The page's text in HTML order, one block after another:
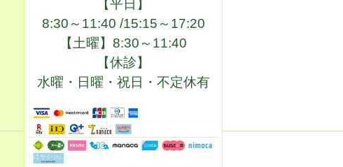
【平日】
8:30～11:40 /15:15～17:20
【土曜】 8:30～11:40
【休診】
水曜・日曜・祝日・不定休有